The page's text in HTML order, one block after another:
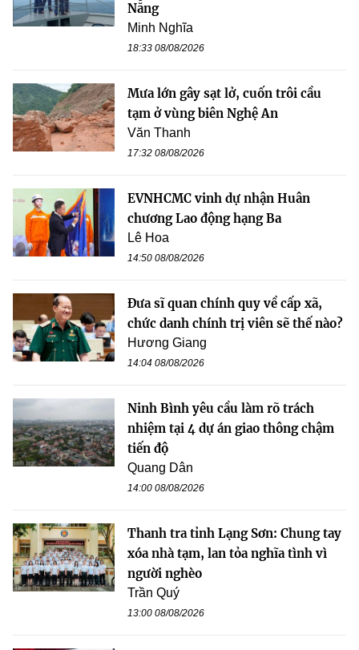
Nẵng
Minh Nghĩa
18:33 08/08/2026
Mưa lớn gây sạt lở, cuốn trôi cầu
tạm ở vùng biên Nghệ An
Văn Thanh
17:32 08/08/2026
EVNHCMC vinh dự nhận Huân
chương Lao động hạng Ba
Lê Hoa
14:50 08/08/2026
Đưa sĩ quan chính quy về cấp xã,
chức danh chính trị viên sẽ thế nào?
Hương Giang
14:04 08/08/2026
Ninh Bình yêu cầu làm rõ trách
nhiệm tại 4 dự án giao thông chậm
tiến độ
Quang Dân
14:00 08/08/2026
Thanh tra tỉnh Lạng Sơn: Chung tay
xóa nhà tạm, lan tỏa nghĩa tình vì
người nghèo
Trần Quý
13:00 08/08/2026